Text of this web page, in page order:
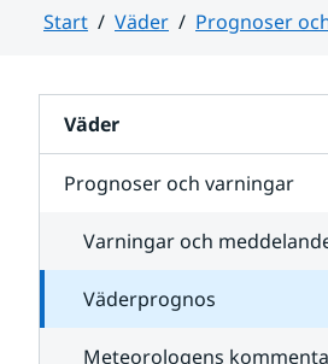
Start Väder Prognoser
Väder
Prognoser och varningar
Varningar och
Väderprognos
Meteorologens